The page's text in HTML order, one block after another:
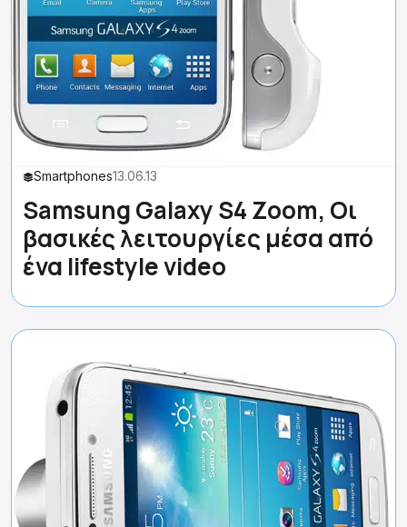
Smartphones13.06.13
Samsung Galaxy S4 Zoom, Οι
βασικές λειτουργίες μέσα από
ένα lifestyle video